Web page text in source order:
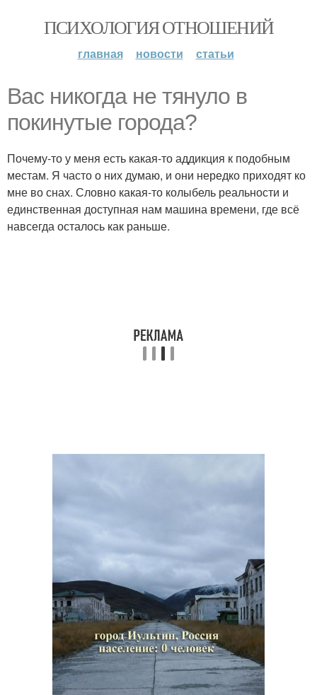
ПСИХОЛОГИЯ ОТНОШЕНИЙ
главная новости статьи
Вас никогда не тянуло в
покинутые города?
Почему-то у меня есть какая-то аддикция к подобным
местам. Я часто о них думаю, и они нередко приходят ко
мне во снах. Словно какая-то колыбель реальности и
единственная доступная нам машина времени, где всё
навсегда осталось как раньше.